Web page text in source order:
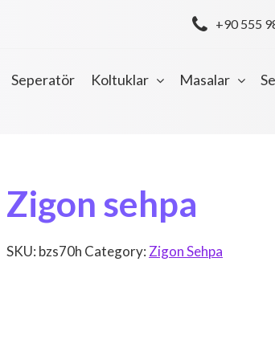
+90 555
Seperatör Koltuklar Masalar
Zigon sehpa
SKU: bzs70h Category: Zigon Sehpa